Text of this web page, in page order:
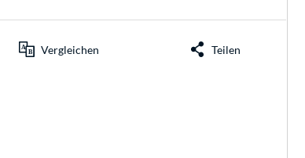
Vergleichen Teilen